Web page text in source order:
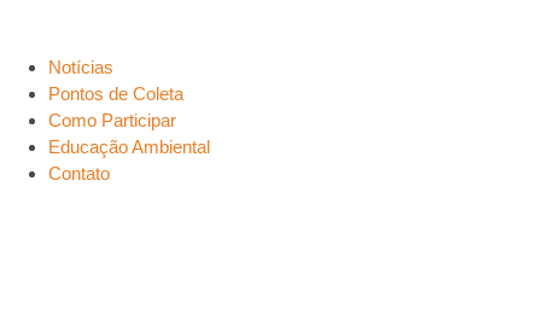
Notícias
Pontos de Coleta
Como Participar
Educação Ambiental
Contato